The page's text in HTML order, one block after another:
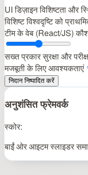
UI डिज़ाइन विशिष्टता और
विशिष्ट विश्वदृष्टि को
टीम के वेब (React/JS)
सख्त प्रकार सुरक्षा और
मजबूती के लिए आवश्यकताएं
निदान निष्पादित करें
अनुशंसित फ्रेमवर्क
स्कोर:
बाईं ओर आइटम स्लाइडर